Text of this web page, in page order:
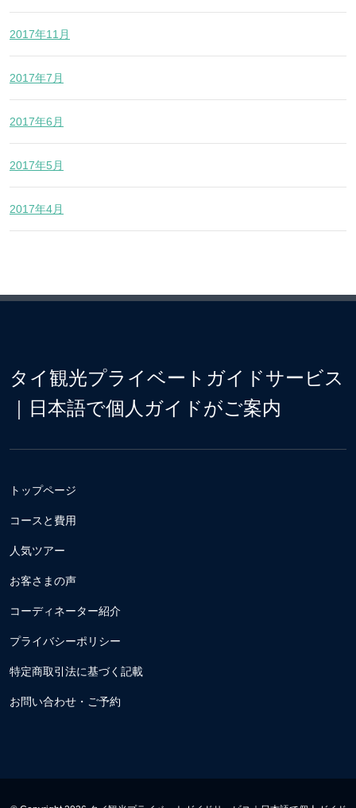
2017年11月
2017年7月
2017年6月
2017年5月
2017年4月
タイ観光プライベートガイドサービス
｜日本語で個人ガイドがご案内
トップページ
コースと費用
人気ツアー
お客さまの声
コーディネーター紹介
プライバシーポリシー
特定商取引法に基づく記載
お問い合わせ・ご予約